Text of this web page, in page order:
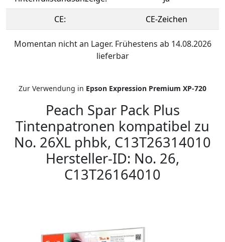
CE:
CE-Zeichen
Momentan nicht an Lager. Frühestens ab 14.08.2026
lieferbar
Zur Verwendung in Epson Expression Premium XP-720
Peach Spar Pack Plus
Tintenpatronen kompatibel zu
No. 26XL phbk, C13T26314010
Hersteller-ID: No. 26,
C13T26164010